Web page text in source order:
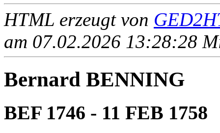
HTML erzeugt von
am 07.02.2026 13:28:28
Bernard BENNING
BEF 1746 - 11 FEB 1758